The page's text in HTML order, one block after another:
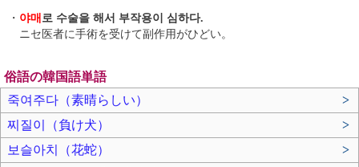
・ 야매 로 수술을 해서 부작용이 심하다.
ニセ医者に手術を受けて副作用がひどい。
俗語の韓国語単語
죽여주다（素晴らしい）
>
찌질이（負け犬）
>
보슬아치（花蛇）
>